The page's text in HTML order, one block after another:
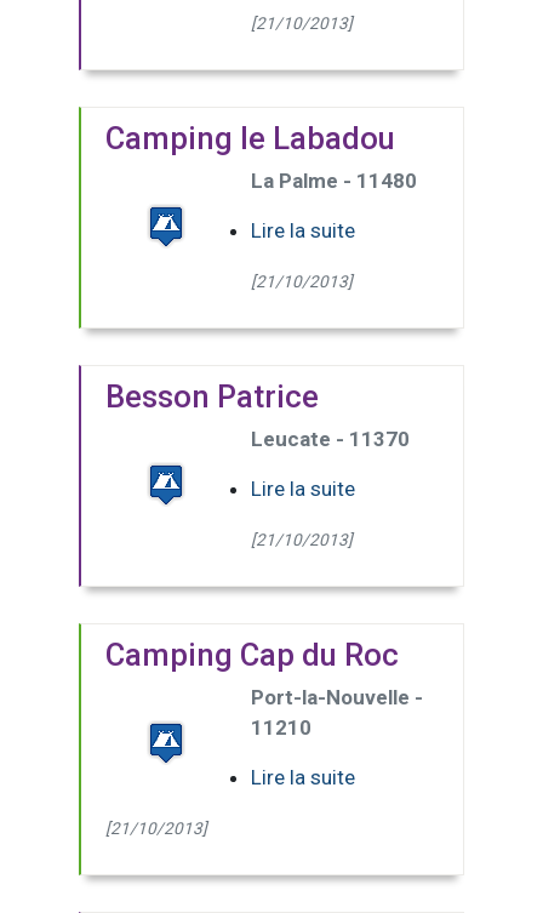
[21/10/2013]
Camping le Labadou
La Palme - 11480
Lire la suite
[21/10/2013]
Besson Patrice
Leucate - 11370
Lire la suite
[21/10/2013]
Camping Cap du Roc
Port-la-Nouvelle -
11210
Lire la suite
[21/10/2013]